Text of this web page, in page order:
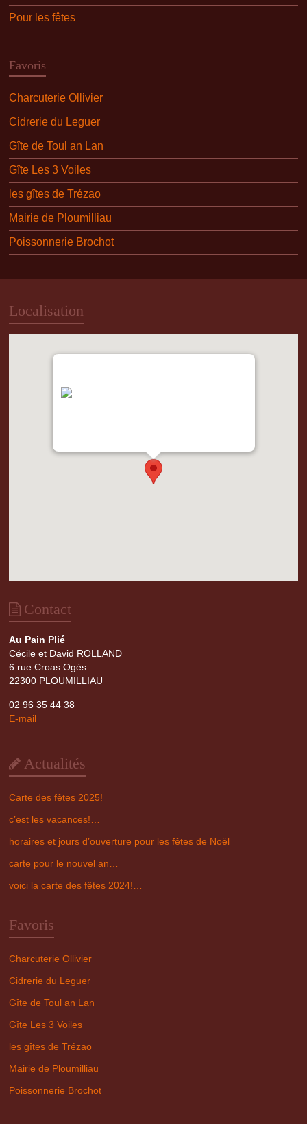
Pour les fêtes
Favoris
Charcuterie Ollivier
Cidrerie du Leguer
Gîte de Toul an Lan
Gîte Les 3 Voiles
les gîtes de Trézao
Mairie de Ploumilliau
Poissonnerie Brochot
Localisation
"var d=document,
Contact
Au Pain Plié
Cécile et David ROLLAND
6 rue Croas Ogès
22300 PLOUMILLIAU
02 96 35 44 38
E-mail
Actualités
Carte des fêtes 2025!
c’est les vacances!…
horaires et jours d’ouverture pour les fêtes de Noël
carte pour le nouvel an…
voici la carte des fêtes 2024!…
Favoris
Charcuterie Ollivier
Cidrerie du Leguer
Gîte de Toul an Lan
Gîte Les 3 Voiles
les gîtes de Trézao
Mairie de Ploumilliau
Poissonnerie Brochot